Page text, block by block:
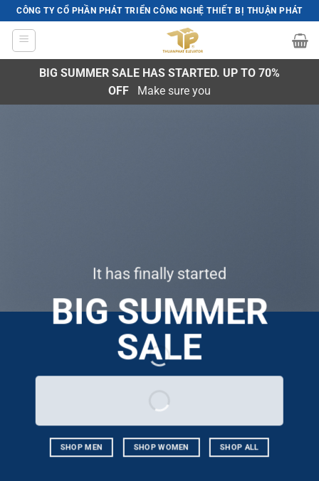
Skip
to
content
CÔNG TY CỔ PHẦN PHÁT TRIỂN CÔNG NGHỆ THIẾT BỊ THUẬN PHÁT
BIG SUMMER SALE HAS STARTED. UP TO 70%
OFF Make sure you
It has finally started
BIG SUMMER
SALE
SHOP MEN SHOP WOMEN SHOP ALL